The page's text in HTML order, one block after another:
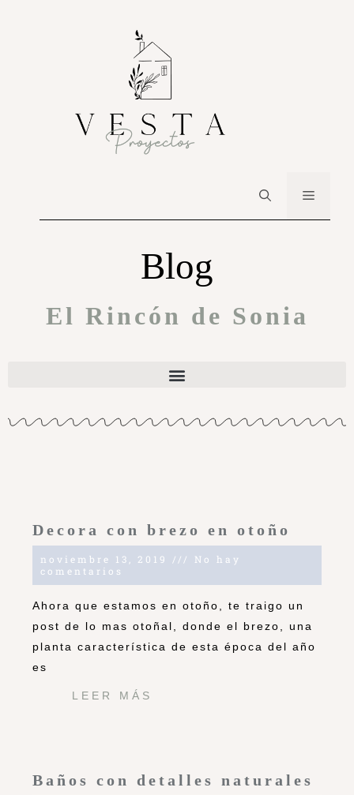
Blog
El Rincón de Sonia
Decora con brezo en otoño
noviembre 13, 2019
No hay
comentarios
Ahora que estamos en otoño, te traigo un
post de lo mas otoñal, donde el brezo, una
planta característica de esta época del año
es
LEER MÁS
Baños con detalles naturales